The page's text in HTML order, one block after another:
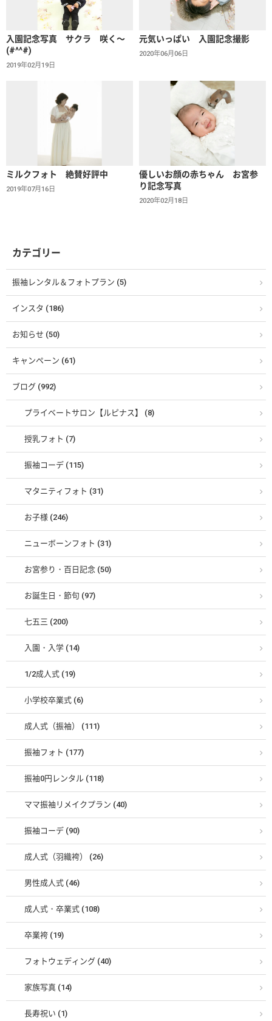
入園記念写真 サクラ 咲く～
(#^^#)
2019年02月19日
元気いっぱい 入園記念撮影
2020年06月06日
ミルクフォト 絶賛好評中
2019年07月16日
優しいお顔の赤ちゃん お宮参
り記念写真
2020年02月18日
カテゴリー
振袖レンタル＆フォトプラン (5)
インスタ (186)
お知らせ (50)
キャンペーン (61)
ブログ (992)
プライベートサロン【ルピナス】 (8)
授乳フォト (7)
振袖コーデ (115)
マタニティフォト (31)
お子様 (246)
ニューボーンフォト (31)
お宮参り・百日記念 (50)
お誕生日・節句 (97)
七五三 (200)
入園・入学 (14)
1/2成人式 (19)
小学校卒業式 (6)
成人式（振袖） (111)
振袖フォト (177)
振袖0円レンタル (118)
ママ振袖リメイクプラン (40)
振袖コーデ (90)
成人式（羽織袴） (26)
男性成人式 (46)
成人式・卒業式 (108)
卒業袴 (19)
フォトウェディング (40)
家族写真 (14)
長寿祝い (1)